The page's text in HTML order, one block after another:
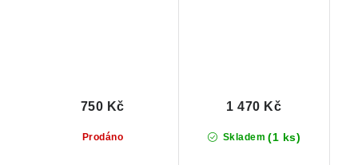
Prodáno
750 Kč
Skladem (1 ks)
1 470 Kč